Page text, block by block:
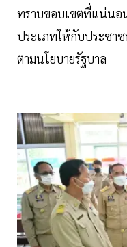
ทราบขอบเขตที่แน่นอ
ประเภทให้กับประชา
ตามนโยบายรัฐบาล